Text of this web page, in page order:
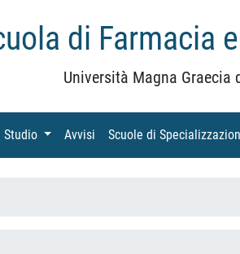
di Farmacia
Università Magna Graecia
Studio (current)
Avvisi (current)
Scuole di